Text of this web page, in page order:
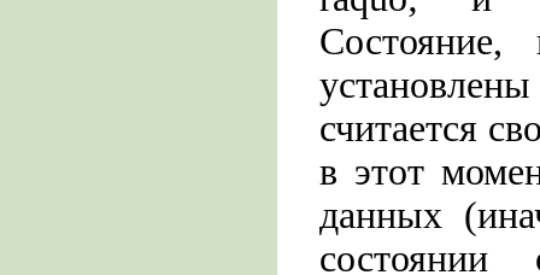
считается
в этот
данных